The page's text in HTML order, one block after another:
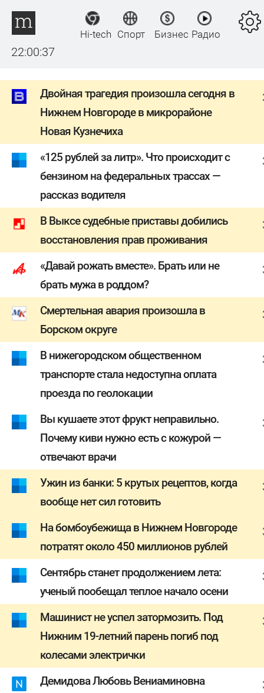
22:00:38
Hi-tech Спорт Бизнес Радио
Двойная трагедия произошла сегодня в
Нижнем Новгороде в микрорайоне
Новая Кузнечиха
«125 рублей за литр». Что происходит с
бензином на федеральных трассах —
рассказ водителя
В Выксе судебные приставы добились
восстановления прав проживания
«Давай рожать вместе». Брать или не
брать мужа в роддом?
Смертельная авария произошла в
Борском округе
В нижегородском общественном
транспорте стала недоступна оплата
проезда по геолокации
Вы кушаете этот фрукт неправильно.
Почему киви нужно есть с кожурой —
отвечают врачи
Ужин из банки: 5 крутых рецептов, когда
вообще нет сил готовить
На бомбоубежища в Нижнем Новгороде
потратят около 450 миллионов рублей
Сентябрь станет продолжением лета:
ученый пообещал теплое начало осени
Машинист не успел затормозить. Под
Нижним 19-летний парень погиб под
колесами электрички
Демидова Любовь Вениаминовна